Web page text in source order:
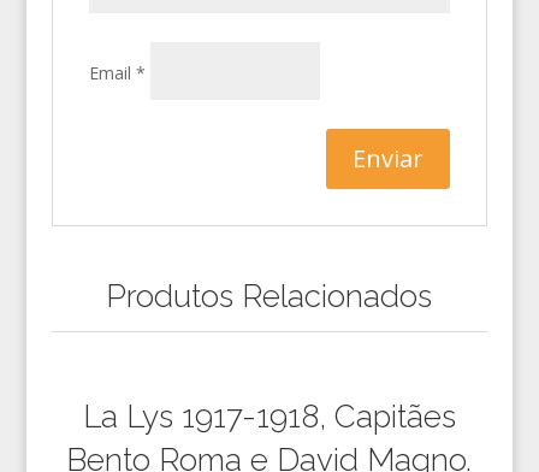
Email *
Produtos Relacionados
La Lys 1917-1918, Capitães
Bento Roma e David Magno.